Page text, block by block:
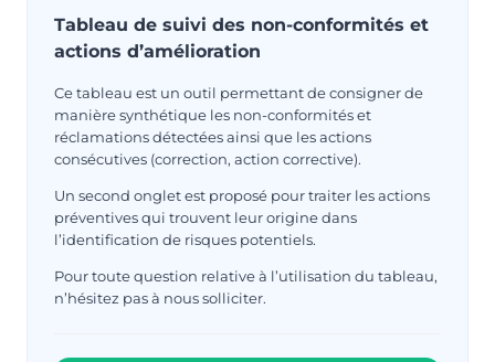
Tableau de suivi des non-conformités et
actions d’amélioration
Ce tableau est un outil permettant de consigner de
manière synthétique les non-conformités et
réclamations détectées ainsi que les actions
consécutives (correction, action corrective).
Un second onglet est proposé pour traiter les actions
préventives qui trouvent leur origine dans
l’identification de risques potentiels.
Pour toute question relative à l’utilisation du tableau,
n’hésitez pas à nous solliciter.